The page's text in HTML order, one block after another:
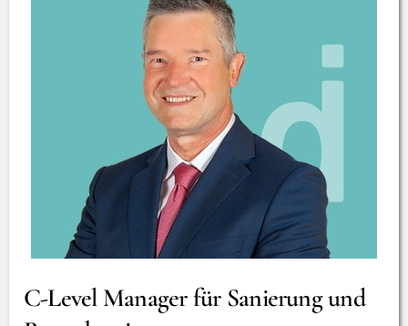
C-Level Manager für Sanierung und